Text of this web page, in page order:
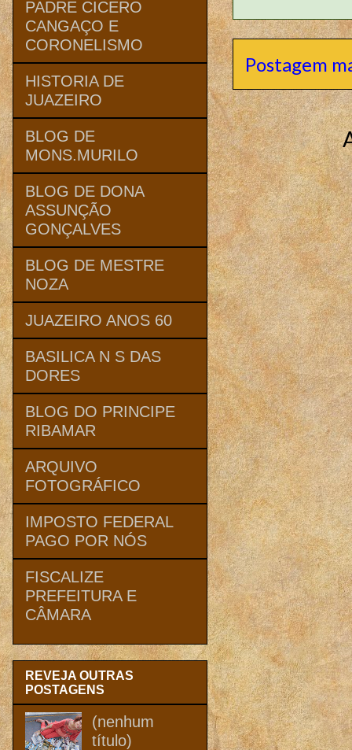
Postagem
PADRE CICERO
CANGAÇO E
CORONELISMO
HISTORIA DE
JUAZEIRO
BLOG DE
MONS.MURILO
BLOG DE DONA
ASSUNÇÃO
GONÇALVES
BLOG DE MESTRE
NOZA
JUAZEIRO ANOS 60
BASILICA N S DAS
DORES
BLOG DO PRINCIPE
RIBAMAR
ARQUIVO
FOTOGRÁFICO
IMPOSTO FEDERAL
PAGO POR NÓS
FISCALIZE
PREFEITURA E
CÂMARA
REVEJA OUTRAS
POSTAGENS
(nenhum
título)